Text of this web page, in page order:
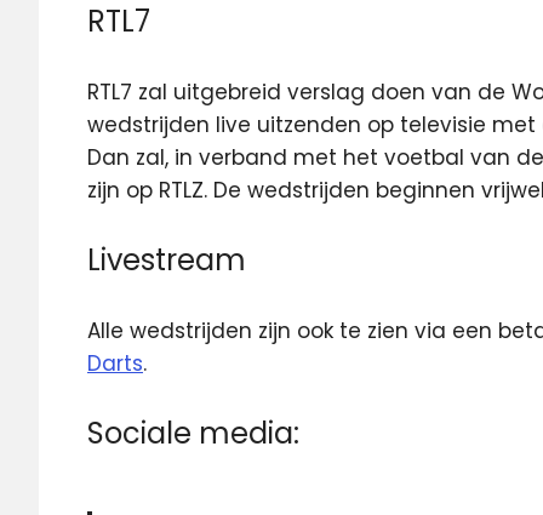
RTL7
RTL7 zal uitgebreid verslag doen van de
wedstrijden live uitzenden op televisie
Dan zal, in verband met het voetbal van
zijn op RTLZ. De wedstrijden beginnen
Livestream
Alle wedstrijden zijn ook te zien via een
Darts.
Sociale media: